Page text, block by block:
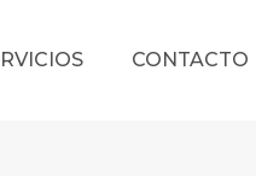
CONTACTO